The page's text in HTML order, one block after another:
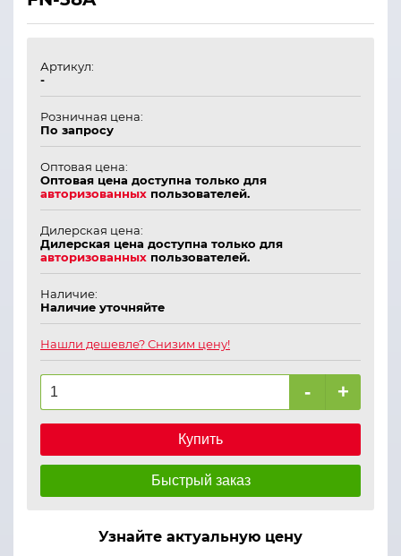
Артикул:
-
Розничная цена:
По запросу
Оптовая цена:
Оптовая цена доступна только для
авторизованных пользователей.
Дилерская цена:
Дилерская цена доступна только для
авторизованных пользователей.
Наличие:
Наличие уточняйте
Нашли дешевле? Снизим цену!
- +
Купить
Быстрый заказ
Узнайте актуальную цену